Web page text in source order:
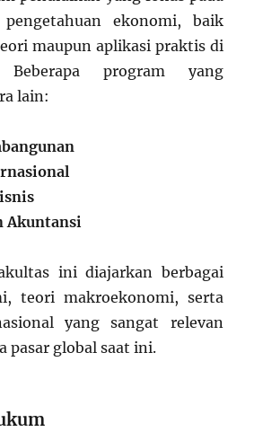
pengetahuan ekonomi, baik
maupun aplikasi praktis di
program yang
lain:
Akuntansi
ini diajarkan berbagai
teori makroekonomi, serta
yang sangat relevan
pasar global saat ini.